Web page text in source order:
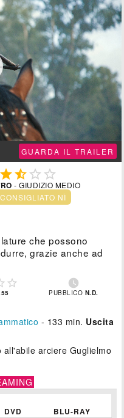
GUARDA IL TRAILER
  
- GIUDIZIO MEDIO
NÌ
che possono
grazie anche ad
 
PUBBLICO N.D.
- 133 min. Uscita
arciere Guglielmo
DVD BLU-RAY